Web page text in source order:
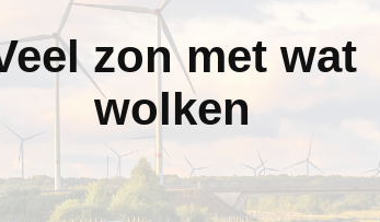
zon met wat
wolken